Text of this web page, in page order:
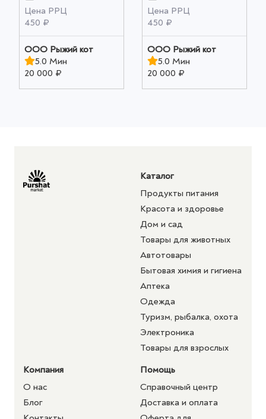
Цена РРЦ
450 ₽
ООО Рыжий кот
5.0 Мин
20 000 ₽
Цена РРЦ
450 ₽
ООО Рыжий кот
5.0 Мин
20 000 ₽
Каталог
Продукты питания
Красота и здоровье
Дом и сад
Товары для животных
Автотовары
Бытовая химия и гигиена
Аптека
Одежда
Туризм, рыбалка, охота
Электроника
Товары для взрослых
Компания
О нас
Блог
Помощь
Справочный центр
Доставка и оплата